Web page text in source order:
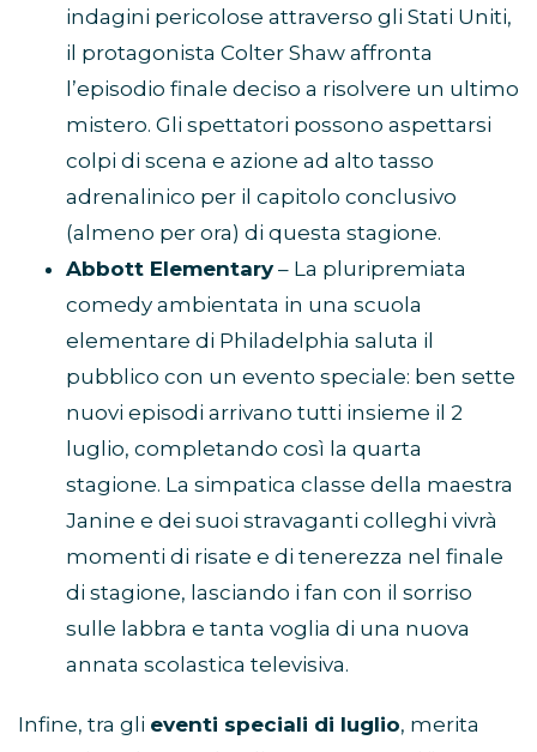
indagini pericolose attraverso gli Stati Uniti,
il protagonista Colter Shaw affronta
l’episodio finale deciso a risolvere un ultimo
mistero. Gli spettatori possono aspettarsi
colpi di scena e azione ad alto tasso
adrenalinico per il capitolo conclusivo
(almeno per ora) di questa stagione.
Abbott Elementary– La pluripremiata
comedy ambientata in una scuola
elementare di Philadelphia saluta il
pubblico con un evento speciale: ben sette
nuovi episodi arrivano tutti insieme il 2
luglio, completando così la quarta
stagione. La simpatica classe della maestra
Janine e dei suoi stravaganti colleghi vivrà
momenti di risate e di tenerezza nel finale
di stagione, lasciando i fan con il sorriso
sulle labbra e tanta voglia di una nuova
annata scolastica televisiva.
Infine, tra gli eventi speciali di luglio, merita